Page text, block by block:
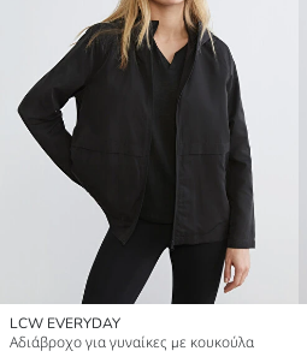
LCW EVERYDAY
Αδιάβροχο για γυναίκες με κουκούλα